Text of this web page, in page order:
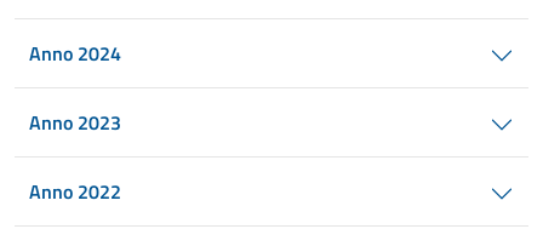
Anno 2024
Anno 2023
Anno 2022